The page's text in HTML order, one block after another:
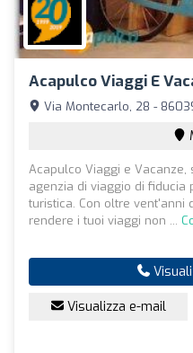
Acapulco Viaggi E
Via Montecarlo, 28 -
Acapulco Viaggi e Vacanze,
agenzia di viaggio di fiducia
turistica. Con oltre vent'anni
rendere i tuoi viaggi non ...
Visualizza e-mail